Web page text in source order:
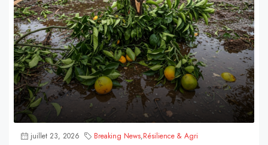
juillet 23, 2026 Breaking News,Résilience & Agri